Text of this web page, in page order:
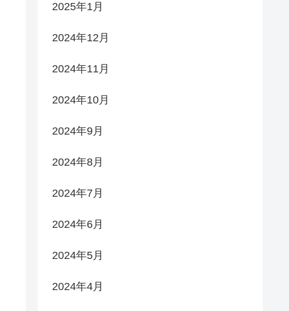
2025年1月
2024年12月
2024年11月
2024年10月
2024年9月
2024年8月
2024年7月
2024年6月
2024年5月
2024年4月